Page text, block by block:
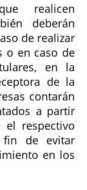
realicen
deberán
de realizar
o en caso de
en la
de la
contarán
a partir
respectivo
fin de evitar
en los